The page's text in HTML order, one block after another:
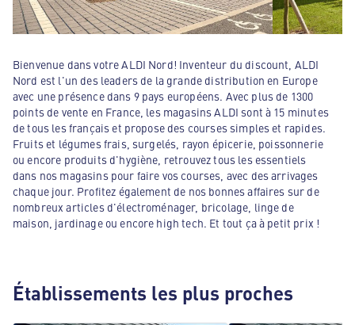
Bienvenue dans votre ALDI Nord! Inventeur du discount, ALDI
Nord est l'un des leaders de la grande distribution en Europe
avec une présence dans 9 pays européens. Avec plus de 1300
points de vente en France, les magasins ALDI sont à 15 minutes
de tous les français et propose des courses simples et rapides.
Fruits et légumes frais, surgelés, rayon épicerie, poissonnerie
ou encore produits d'hygiène, retrouvez tous les essentiels
dans nos magasins pour faire vos courses, avec des arrivages
chaque jour. Profitez également de nos bonnes affaires sur de
nombreux articles d'électroménager, bricolage, linge de
maison, jardinage ou encore high tech. Et tout ça à petit prix !
Établissements les plus proches